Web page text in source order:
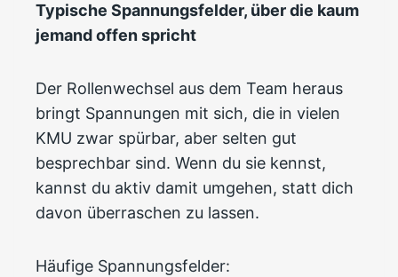
Typische Spannungsfelder, über die kaum
jemand offen spricht
Der Rollenwechsel aus dem Team heraus
bringt Spannungen mit sich, die in vielen
KMU zwar spürbar, aber selten gut
besprechbar sind. Wenn du sie kennst,
kannst du aktiv damit umgehen, statt dich
davon überraschen zu lassen.
Häufige Spannungsfelder: